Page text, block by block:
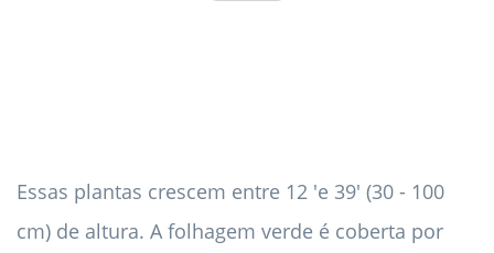
Essas plantas crescem entre 12 'e 39' (30 - 100
cm) de altura. A folhagem verde é coberta por